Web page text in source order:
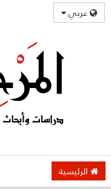
عربي
الرئيسية